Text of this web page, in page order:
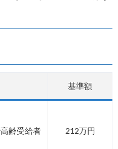
基準額
齢受給者
212万円